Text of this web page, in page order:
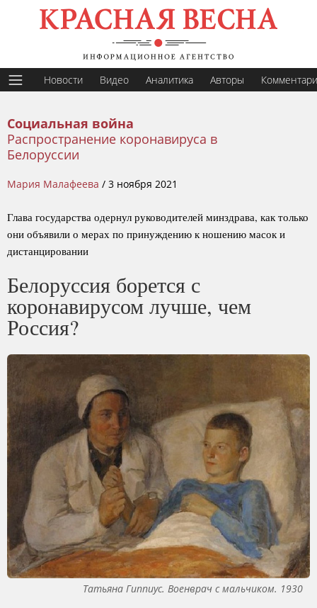
Новости Видео Аналитика Авторы
Социальная война
Распространение коронавируса в
Белоруссии
Мария Малафеева / 3 ноября 2021
Глава государства одернул руководителей минздрава, как только
они объявили о мерах по принуждению к ношению масок и
дистанцировании
Белоруссия борется с
коронавирусом лучше, чем
Россия?
Татьяна Гиппиус. Военврач с мальчиком. 1930